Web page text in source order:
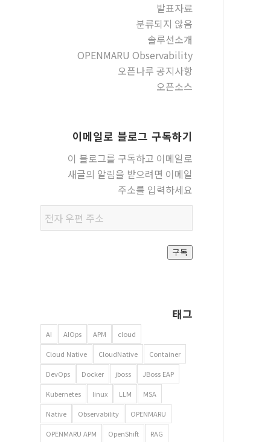
발표자료
분류되지 않음
솔루션소개
OPENMARU Observability
오픈나루 공지사항
오픈소스
이메일로 블로그 구독하기
이 블로그를 구독하고 이메일로
새글의 알림을 받으려면 이메일
주소를 입력하세요
우편
주소
구독
태그
AI AIOps APM cloud
Cloud Native CloudNative Container
DevOps Docker jboss JBoss EAP
Kubernetes linux LLM MSA
Native Observability OPENMARU
OPENMARU APM OpenShift RAG